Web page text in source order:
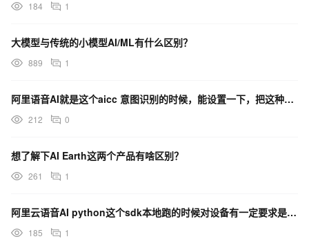
184 1
大模型与传统的小模型AI/ML有什么区别？
889 1
阿里语音AI就是这个aicc 意图识别的时候，能设置一下，把这种很轻的声音过滤掉吗？
212 0
想了解下AI Earth这两个产品有啥区别？
261 1
阿里云语音AI python这个sdk本地跑的时候对设备有一定要求是吗？
185 1